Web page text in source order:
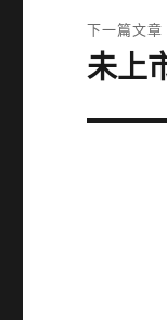
文
章:
下一篇文章
下
篇
未上